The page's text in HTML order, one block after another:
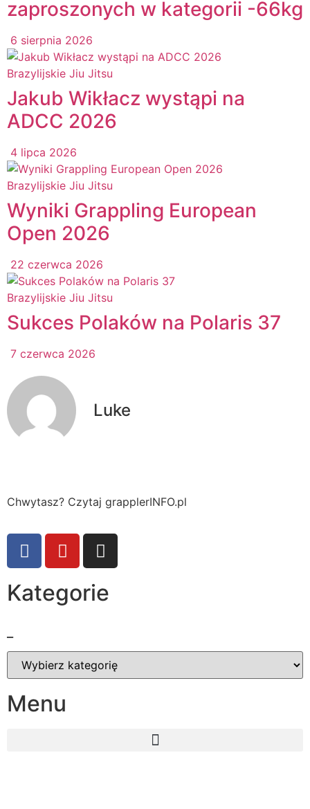
zaproszonych w kategorii -66kg
6 sierpnia 2026
Brazylijskie Jiu Jitsu
Jakub Wikłacz wystąpi na
ADCC 2026
4 lipca 2026
Brazylijskie Jiu Jitsu
Wyniki Grappling European
Open 2026
22 czerwca 2026
Brazylijskie Jiu Jitsu
Sukces Polaków na Polaris 37
7 czerwca 2026
Luke
Chwytasz? Czytaj grapplerINFO.pl
Kategorie
Menu